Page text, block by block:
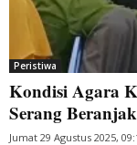
Peristiwa
Kondisi Agara
Serang
Jumat 29 Agustus 2025,